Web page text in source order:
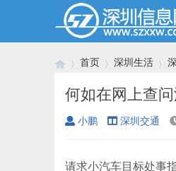
›
首页 深圳生活
›
何如在网上查
小鹏 深圳交通
请求小汽车目标处事